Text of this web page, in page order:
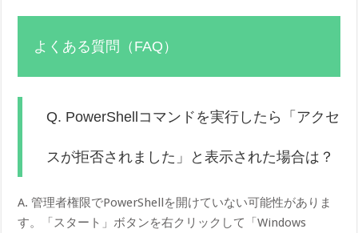
よくある質問（FAQ）
Q. PowerShellコマンドを実行したら「アクセ
スが拒否されました」と表示された場合は？
A. 管理者権限でPowerShellを開けていない可能性がありま
す。「スタート」ボタンを右クリックして「Windows